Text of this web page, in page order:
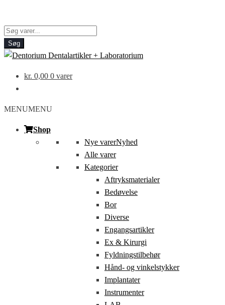
Products
search
Søg
kr. 0,00 0 varer
MENUMENU
Shop
Nye varerNyhed
Alle varer
Kategorier
Aftryksmaterialer
Bedøvelse
Bor
Diverse
Engangsartikler
Ex & Kirurgi
Fyldningstilbehør
Hånd- og vinkelstykker
Implantater
Instrumenter